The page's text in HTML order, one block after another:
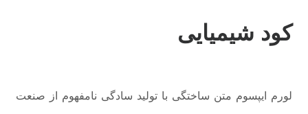
کود شیمیایی
لورم ایپسوم متن ساختگی با تولید سادگی نامفهوم از صنعت